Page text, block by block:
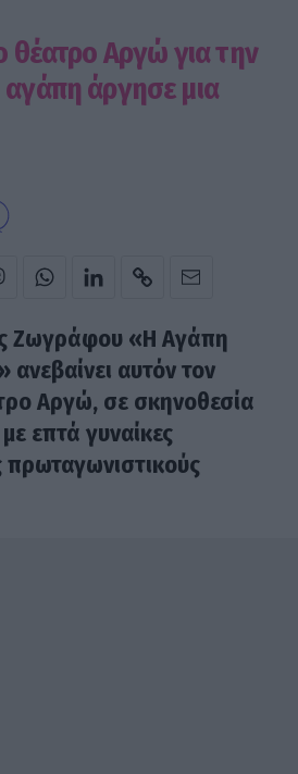
θέατρο Αργώ για την
άργησε μια
Ζωγράφου «Η Αγάπη
αυτόν τον
Αργώ, σε σκηνοθεσία
επτά γυναίκες